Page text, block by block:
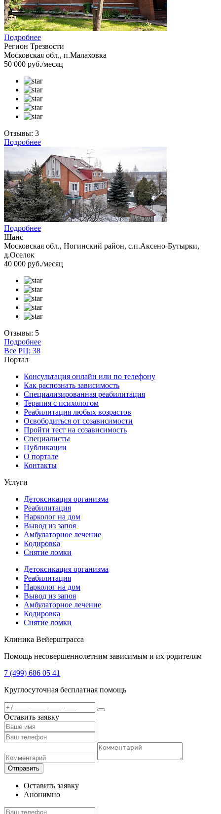
Подробнее
Регион Трезвости
Московская обл., п.Малаховка
50 000 руб./месяц
Отзывы: 3
Подробнее
Подробнее
Шанс
Московская обл., Ногинский район, с.п.Аксено-Бутырки,
д.Оселок
40 000 руб./месяц
Отзывы: 5
Подробнее
Все РЦ: 38
Портал
Консультация онлайн или по телефону
Как распознать зависимость
Специализированная реабилитация
Терапия с психологом
Реабилитация любых возрастов
Освободиться от созависимости
Пройти тест на созависимость
Специалисты
Публикации
О портале
Контакты
Услуги
Детоксикация организма
Реабилитация
Нарколог на дом
Вывод из запоя
Амбулаторное лечение
Кодировка
Снятие ломки
Детоксикация организма
Реабилитация
Нарколог на дом
Вывод из запоя
Амбулаторное лечение
Кодировка
Снятие ломки
Клиника Вейерштрасса
Помощь несовершеннолетним зависимым и их родителям
7 (499) 686 05 41
Круглосуточная бесплатная помощь
Оставить заявку
Отправить
Оставить заявку
Анонимно